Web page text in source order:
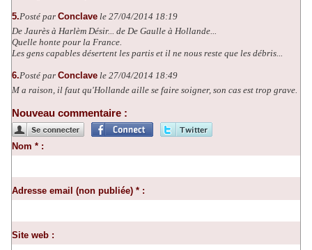
5.Posté par Conclave le 27/04/2014 18:19
De Jaurès à Harlèm Désir... de De Gaulle à Hollande...
Quelle honte pour la France.
Les gens capables désertent les partis et il ne nous reste que les débris...
6.Posté par Conclave le 27/04/2014 18:49
M a raison, il faut qu'Hollande aille se faire soigner, son cas est trop grave.
Nouveau commentaire :
Nom * :
Adresse email (non publiée) * :
Site web :